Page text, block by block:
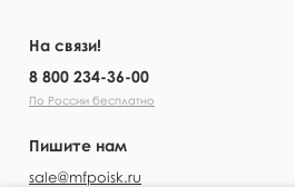
На связи!
8 800 234-36-00
По России бесплатно
Пишите нам
sale@mfpoisk.ru